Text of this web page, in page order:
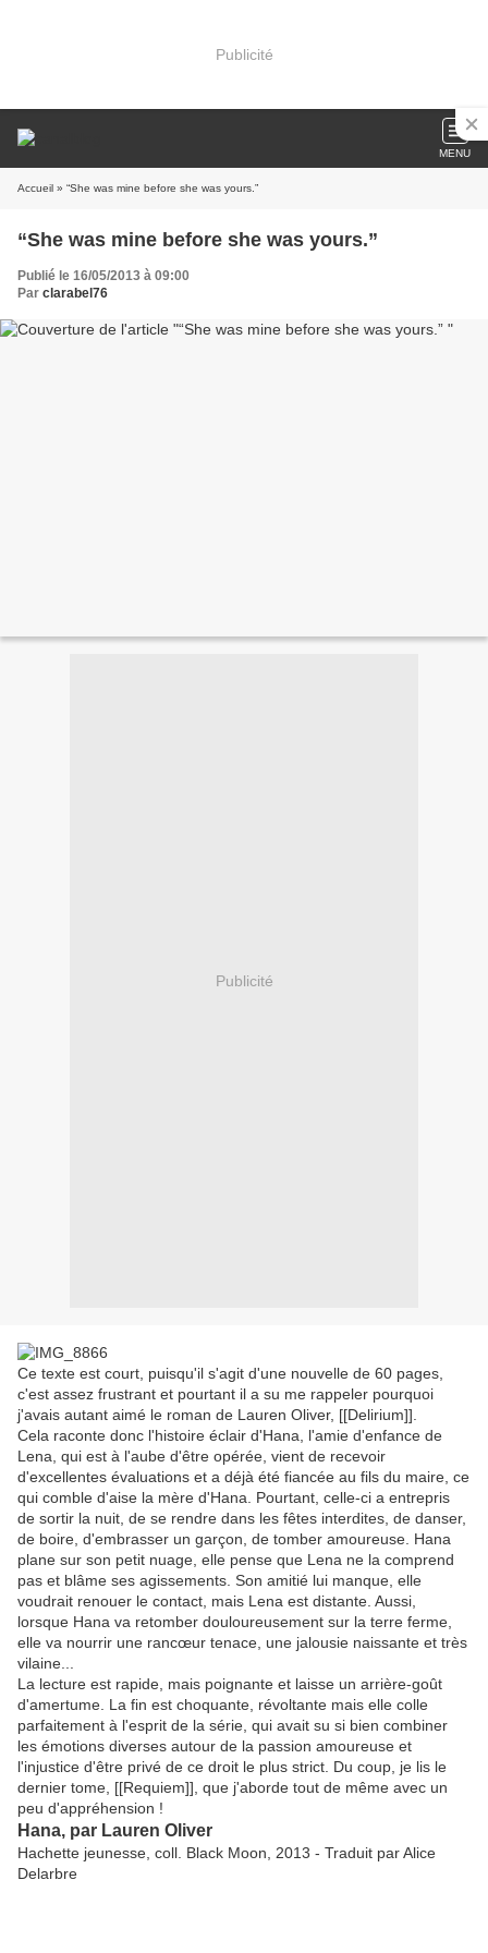
Publicité
MENU
Accueil » “She was mine before she was yours.”
“She was mine before she was yours.”
Publié le 16/05/2013 à 09:00
Par clarabel76
Publicité
Ce texte est court, puisqu'il s'agit d'une nouvelle de 60 pages,
c'est assez frustrant et pourtant il a su me rappeler pourquoi
j'avais autant aimé le roman de Lauren Oliver, [[Delirium]].
Cela raconte donc l'histoire éclair d'Hana, l'amie d'enfance de
Lena, qui est à l'aube d'être opérée, vient de recevoir
d'excellentes évaluations et a déjà été fiancée au fils du maire, ce
qui comble d'aise la mère d'Hana. Pourtant, celle-ci a entrepris
de sortir la nuit, de se rendre dans les fêtes interdites, de danser,
de boire, d'embrasser un garçon, de tomber amoureuse. Hana
plane sur son petit nuage, elle pense que Lena ne la comprend
pas et blâme ses agissements. Son amitié lui manque, elle
voudrait renouer le contact, mais Lena est distante. Aussi,
lorsque Hana va retomber douloureusement sur la terre ferme,
elle va nourrir une rancœur tenace, une jalousie naissante et très
vilaine...
La lecture est rapide, mais poignante et laisse un arrière-goût
d'amertume. La fin est choquante, révoltante mais elle colle
parfaitement à l'esprit de la série, qui avait su si bien combiner
les émotions diverses autour de la passion amoureuse et
l'injustice d'être privé de ce droit le plus strict. Du coup, je lis le
dernier tome, [[Requiem]], que j'aborde tout de même avec un
peu d'appréhension !
Hana, par Lauren Oliver
Hachette jeunesse, coll. Black Moon, 2013 - Traduit par Alice
Delarbre